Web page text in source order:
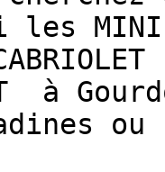
MINI
à
ou